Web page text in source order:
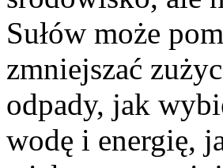
Sułów może
zmniejszać
odpady, jak
wodę i energię,